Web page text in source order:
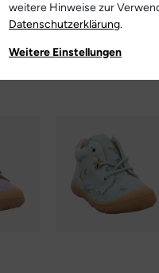
weitere Hinweise zur
Daten­schutz­erklärung.
Weitere Einstellungen